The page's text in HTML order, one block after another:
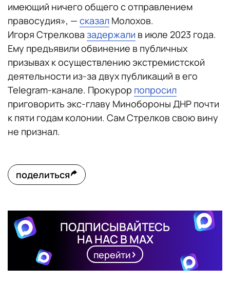
имеющий ничего общего с отправлением
правосудия», — сказал Молохов.
Игоря Стрелкова задержали в июле 2023 года.
Ему предъявили обвинение в публичных
призывах к осуществлению экстремистской
деятельности из-за двух публикаций в его
Telegram-канале. Прокурор попросил
приговорить экс-главу Минобороны ДНР почти
к пяти годам колонии. Сам Стрелков свою вину
не признал.
поделиться
ПОДПИСЫВАЙТЕСЬ
НА НАС В MAX
перейти